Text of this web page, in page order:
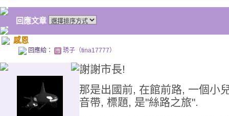
回應文章
感恩
回應給： 琇子（tina17777）
謝謝市長!
那是出國前, 在館前路, 一個小
音帶, 標題, 是"絲路之旅".